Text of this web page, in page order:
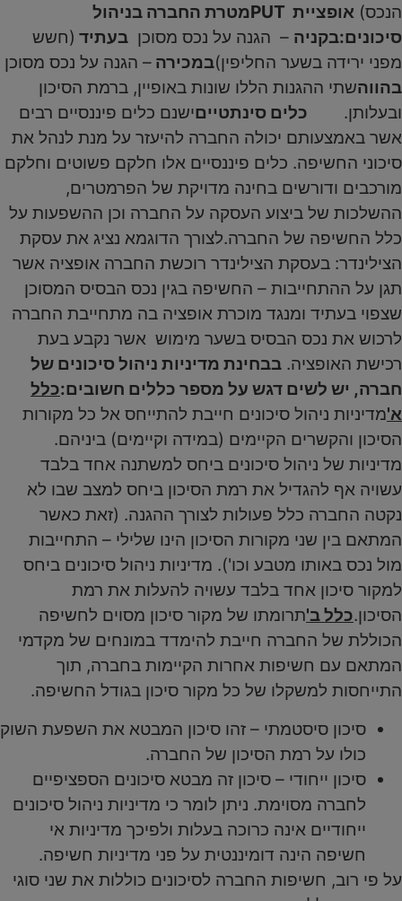
הנכס) אופציית PUT
מטרת החברה בניהול
סיכונים:בקניה – הגנה על נכס מסוכן בעתיד (חשש
מפני ירידה בשער החליפין)במכירה – הגנה על נכס מסוכן
בהווהשתי ההגנות הללו שונות באופיין, ברמת הסיכון
ובעלותן. כלים סינתטייםישנם כלים פיננסיים רבים
אשר באמצעותם יכולה החברה להיעזר על מנת לנהל את
סיכוני החשיפה. כלים פיננסיים אלו חלקם פשוטים וחלקם
מורכבים ודורשים בחינה מדויקת של הפרמטרים,
ההשלכות של ביצוע העסקה על החברה וכן ההשפעות על
כלל החשיפה של החברה.לצורך הדוגמא נציג את עסקת
הצילינדר: בעסקת הצילינדר רוכשת החברה אופציה אשר
תגן על ההתחייבות – החשיפה בגין נכס הבסיס המסוכן
שצפוי בעתיד ומנגד מוכרת אופציה בה מתחייבת החברה
לרכוש את נכס הבסיס בשער מימוש אשר נקבע בעת
רכישת האופציה. בבחינת מדיניות ניהול סיכונים של
חברה, יש לשים דגש על מספר כללים חשובים:כלל
א'מדיניות ניהול סיכונים חייבת להתייחס אל כל מקורות
הסיכון והקשרים הקיימים (במידה וקיימים) ביניהם.
מדיניות של ניהול סיכונים ביחס למשתנה אחד בלבד
עשויה אף להגדיל את רמת הסיכון ביחס למצב שבו לא
נקטה החברה כלל פעולות לצורך ההגנה. (זאת כאשר
המתאם בין שני מקורות הסיכון הינו שלילי – התחייבות
מול נכס באותו מטבע וכו'). מדיניות ניהול סיכונים ביחס
למקור סיכון אחד בלבד עשויה להעלות את רמת
הסיכון.כלל ב'תרומתו של מקור סיכון מסוים לחשיפה
הכוללת של החברה חייבת להימדד במונחים של מקדמי
המתאם עם חשיפות אחרות הקיימות בחברה, תוך
התייחסות למשקלו של כל מקור סיכון בגודל החשיפה.
סיכון סיסטמתי – זהו סיכון המבטא את השפעת השוק
כולו על רמת הסיכון של החברה.
סיכון ייחודי – סיכון זה מבטא סיכונים הספציפיים
לחברה מסוימת. ניתן לומר כי מדיניות ניהול סיכונים
ייחודיים אינה כרוכה בעלות ולפיכך מדיניות אי
חשיפה הינה דומיננטית על פני מדיניות חשיפה.
על פי רוב, חשיפות החברה לסיכונים כוללות את שני סוגי